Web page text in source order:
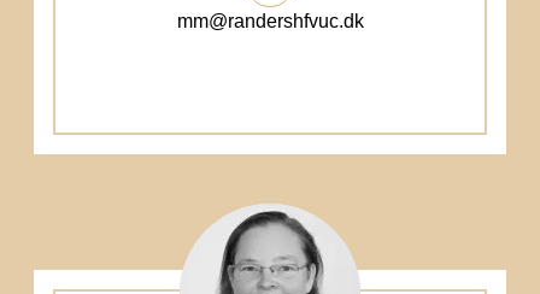
mm@randershfvuc.dk